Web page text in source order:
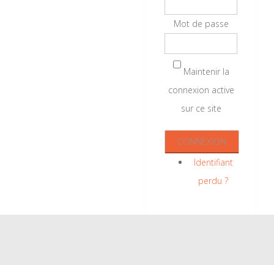
Mot de passe
Maintenir la
connexion active
sur ce site
Identifiant
perdu ?